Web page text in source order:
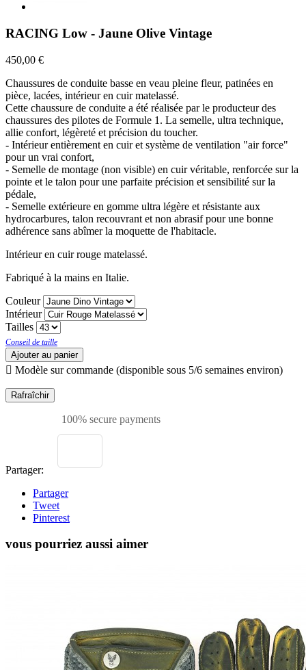
RACING Low - Jaune Olive Vintage
450,00 €
Chaussures de conduite basse en veau pleine fleur, patinées en
pièce, lacées, intérieur en cuir matelassé.
Cette chaussure de conduite a été réalisée par le producteur des
chaussures des pilotes de Formule 1. La semelle, ultra technique,
allie confort, légèreté et précision du toucher.
- Intérieur entièrement en cuir et système de ventilation "air force"
pour un vrai confort,
- Semelle de montage (non visible) en cuir véritable, renforcée sur la
pointe et le talon pour une parfaite précision et sensibilité sur la
pédale,
- Semelle extérieure en gomme ultra légère et résistante aux
hydrocarbures, talon recouvrant et non abrasif pour une bonne
adhérence sans abîmer la moquette de l'habitacle.
Intérieur en cuir rouge matelassé.
Fabriqué à la mains en Italie.
Couleur
Intérieur
Tailles
Conseil de taille
Ajouter au panier
 Modèle sur commande (disponible sous 5/6 semaines environ)
100% secure payments
Partager:
Partager
Tweet
Pinterest
vous pourriez aussi aimer